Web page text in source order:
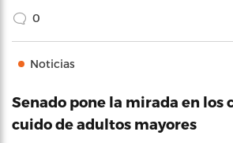
0
Noticias
Senado pone la mirada en los
cuido de adultos mayores